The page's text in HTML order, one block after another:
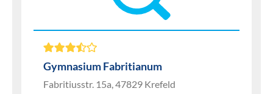
Gymnasium Fabritianum
Fabritiusstr. 15a, 47829 Krefeld